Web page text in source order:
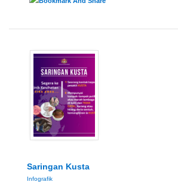
Saringan Kusta
Infografik